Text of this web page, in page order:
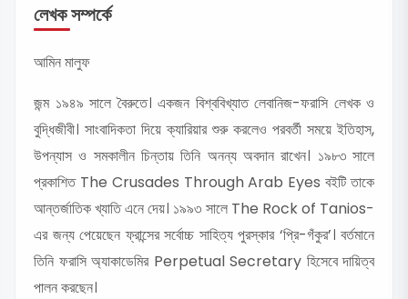
লেখক সম্পর্কে
আমিন মালুফ
জন্ম ১৯৪৯ সালে বৈরুতে। একজন বিশ্ববিখ্যাত লেবানিজ-ফরাসি লেখক ও
বুদ্ধিজীবী। সাংবাদিকতা দিয়ে ক্যারিয়ার শুরু করলেও পরবর্তী সময়ে ইতিহাস,
উপন্যাস ও সমকালীন চিন্তায় তিনি অনন্য অবদান রাখেন। ১৯৮৩ সালে
প্রকাশিত The Crusades Through Arab Eyes বইটি তাকে
আন্তর্জাতিক খ্যাতি এনে দেয়। ১৯৯৩ সালে The Rock of Tanios-
এর জন্য পেয়েছেন ফ্রান্সের সর্বোচ্চ সাহিত্য পুরস্কার ‘প্রি-গঁকুর’। বর্তমানে
তিনি ফরাসি অ্যাকাডেমির Perpetual Secretary হিসেবে দায়িত্ব
পালন করছেন।